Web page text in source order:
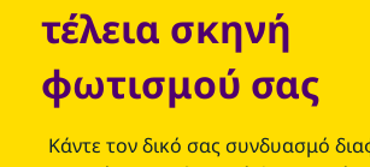
τέλεια σκηνή
φωτισμού σας
Κάντε τον δικό σας συνδυασμό